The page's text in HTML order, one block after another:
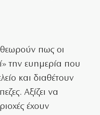
πως οι
την ευημερία που
και διαθέτουν
Αξίζει να
έχουν